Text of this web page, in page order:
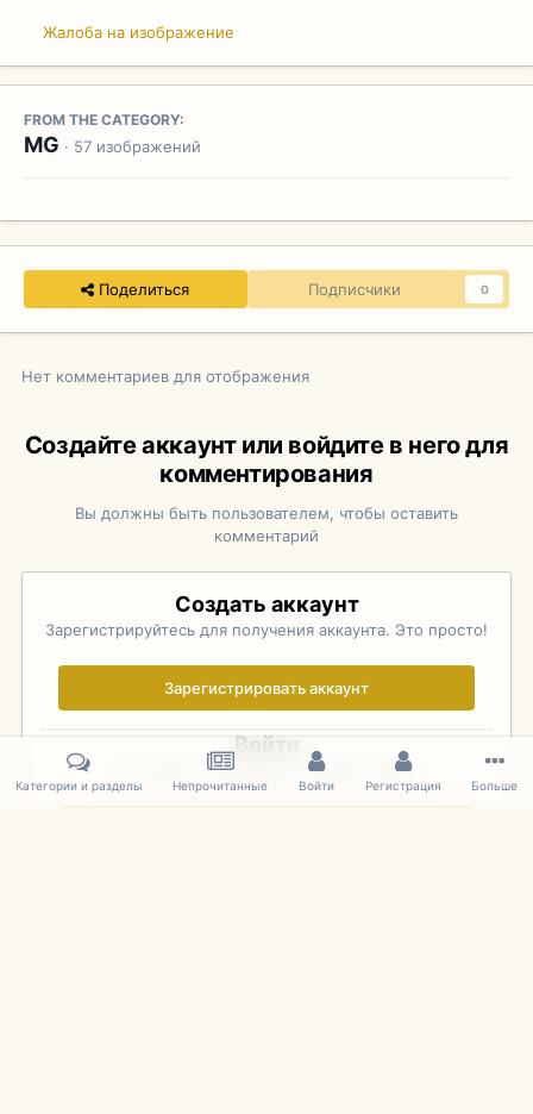
Жалоба на изображение
FROM THE CATEGORY:
MG · 57 изображений
Поделиться Подписчики 0
Нет комментариев для отображения
Создайте аккаунт или войдите в него для
комментирования
Вы должны быть пользователем, чтобы оставить
комментарий
Создать аккаунт
Зарегистрируйтесь для получения аккаунта. Это просто!
Зарегистрировать аккаунт
Войти
Уже зарегистрированы? Войдите здесь.
Категории и разделы Непрочитанные Войти Регистрация Больше